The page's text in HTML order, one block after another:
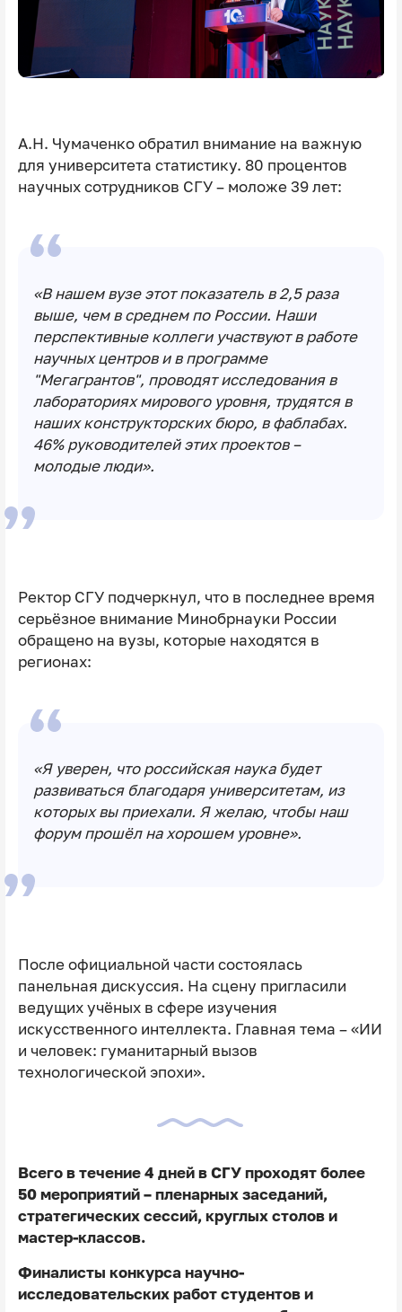
А.Н. Чумаченко обратил внимание на важную
для университета статистику. 80 процентов
научных сотрудников СГУ – моложе 39 лет:
«В нашем вузе этот показатель в 2,5 раза
выше, чем в среднем по России. Наши
перспективные коллеги участвуют в работе
научных центров и в программе
"Мегагрантов", проводят исследования в
лабораториях мирового уровня, трудятся в
наших конструкторских бюро, в фаблабах.
46% руководителей этих проектов –
молодые люди».
Ректор СГУ подчеркнул, что в последнее время
серьёзное внимание Минобрнауки России
обращено на вузы, которые находятся в
регионах:
«Я уверен, что российская наука будет
развиваться благодаря университетам, из
которых вы приехали. Я желаю, чтобы наш
форум прошёл на хорошем уровне».
После официальной части состоялась
панельная дискуссия. На сцену пригласили
ведущих учёных в сфере изучения
искусственного интеллекта. Главная тема – «ИИ
и человек: гуманитарный вызов
технологической эпохи».
Всего в течение 4 дней в СГУ проходят более
50 мероприятий – пленарных заседаний,
стратегических сессий, круглых столов и
мастер-классов.
Финалисты конкурса научно-
исследовательских работ студентов и